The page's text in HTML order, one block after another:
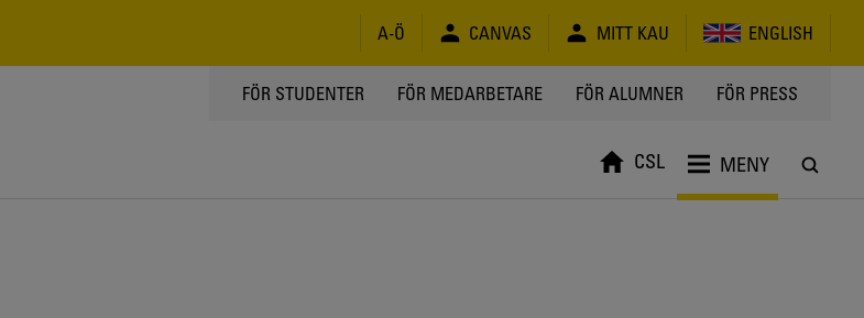
A-Ö CANVAS MITT KAU ENGLISH
TOPPMENY
FÖR STUDENTER FÖR MEDARBETARE FÖR ALUMNER FÖR PRESS
CSL MENY